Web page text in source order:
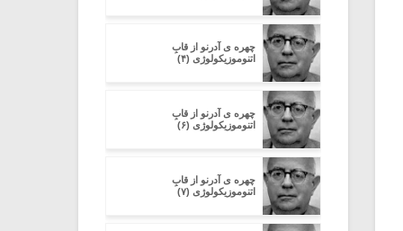
چهره ی آدرنو از قابِ
اتنوموزیکولوژی (۴)
چهره ی آدرنو از قابِ
اتنوموزیکولوژی (۶)
چهره ی آدرنو از قابِ
اتنوموزیکولوژی (۷)